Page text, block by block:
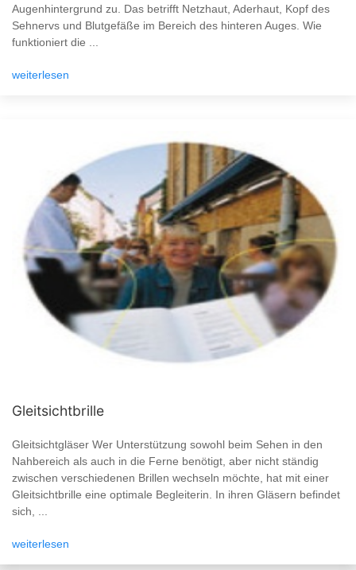
Augenhintergrund zu. Das betrifft Netzhaut, Aderhaut, Kopf des
Sehnervs und Blutgefäße im Bereich des hinteren Auges. Wie
funktioniert die ...
weiterlesen
Gleitsichtbrille
Gleitsichtgläser Wer Unterstützung sowohl beim Sehen in den
Nahbereich als auch in die Ferne benötigt, aber nicht ständig
zwischen verschiedenen Brillen wechseln möchte, hat mit einer
Gleitsichtbrille eine optimale Begleiterin. In ihren Gläsern befindet
sich, ...
weiterlesen